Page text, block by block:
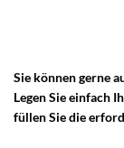
Sie können gerne
Legen Sie einfach
füllen Sie die